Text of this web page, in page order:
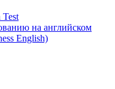
на английском
English)